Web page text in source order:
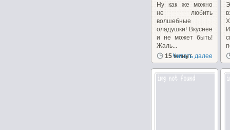
Ну как же можно
не любить
волшебные
оладушки! Вкуснее
и не может быть!
Жаль...
15 минут
Читать далее